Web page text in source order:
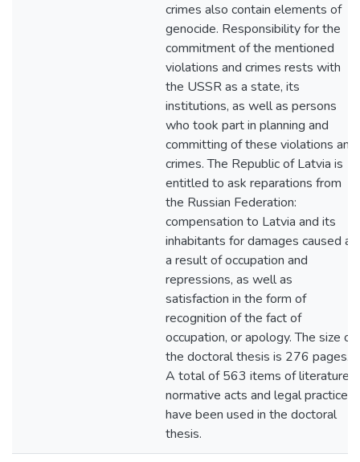
crimes also contain elements of
genocide. Responsibility for the
commitment of the mentioned
violations and crimes rests with
the USSR as a state, its
institutions, as well as persons
who took part in planning and
committing of these violations and
crimes. The Republic of Latvia is
entitled to ask reparations from
the Russian Federation:
compensation to Latvia and its
inhabitants for damages caused as
a result of occupation and
repressions, as well as
satisfaction in the form of
recognition of the fact of
occupation, or apology. The size of
the doctoral thesis is 276 pages.
A total of 563 items of literature,
normative acts and legal practice
have been used in the doctoral
thesis.